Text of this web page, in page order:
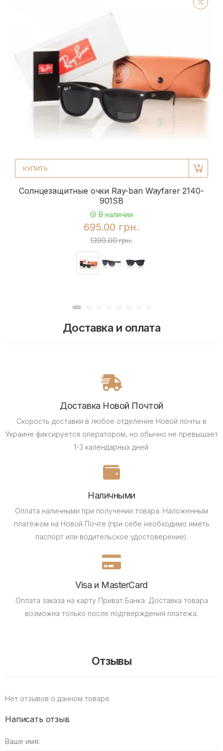
КУПИТЬ
Солнцезащитные очки Ray-ban Wayfarer 2140-
901SB
В наличии
695.00 грн.
1390.00 грн.
Доставка и оплата
Доставка Новой Почтой
Скорость доставки в любое отделение Новой почты в
Украине фиксируется оператором, но обычно не превышает
1-3 календарных дней.
Наличными
Оплата наличными при получении товара. Наложенным
платежом на Новой Почте (при себе необходимо иметь
паспорт или водительское удостоверение).
Visa и MasterCard
Оплата заказа на карту Приват Банка. Доставка товара
возможна только после подтверждения платежа.
Отзывы
Нет отзывов о данном товаре.
Написать отзыв
Ваше имя: